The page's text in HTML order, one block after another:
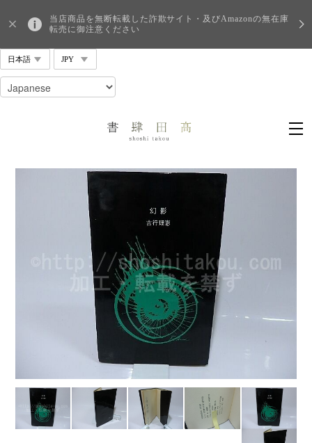
当店商品を無断転載した詐欺サイト・及びAmazonの無在庫
転売に御注意ください